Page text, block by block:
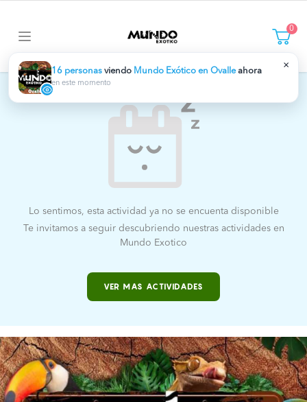
0
Lo sentimos, esta actividad ya no se encuenta disponible
Te invitamos a seguir descubriendo nuestras actividades en
Mundo Exotico
VER MAS ACTIVIDADES
16 personas viendo Mundo Exótico en Ovalleahora
en este momento
×